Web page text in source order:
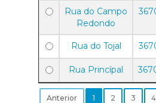
Rua do Campo
Redondo
Rua do Tojal
Rua Princípal
Anterior 1 2 3 4